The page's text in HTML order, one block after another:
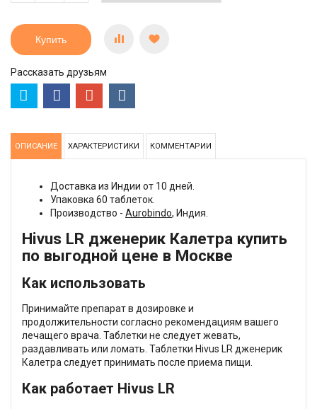
Купить
Рассказать друзьям
ОПИСАНИЕ ХАРАКТЕРИСТИКИ КОММЕНТАРИИ
Доставка из Индии от 10 дней.
Упаковка 60 таблеток.
Производство - Aurobindo, Индия.
Hivus LR дженерик Калетра купить
по выгодной цене в Москве
Как использовать
Принимайте препарат в дозировке и
продолжительности согласно рекомендациям вашего
лечащего врача. Таблетки не следует жевать,
раздавливать или ломать. Таблетки Hivus LR дженерик
Калетра следует принимать после приема пищи.
Как работает Hivus LR